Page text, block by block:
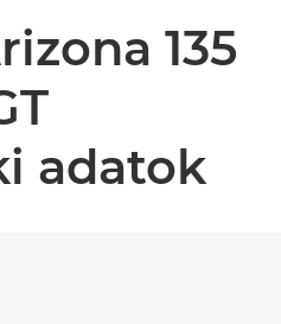
135
adatok
breadcrumbs